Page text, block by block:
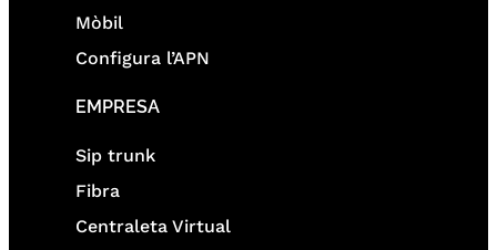
Mòbil
Configura l’APN
EMPRESA
Sip trunk
Fibra
Centraleta Virtual